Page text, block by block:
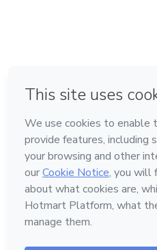
Hecho con❤ en Belo Horizonte
Conoce Hotmart
Idioma
Español